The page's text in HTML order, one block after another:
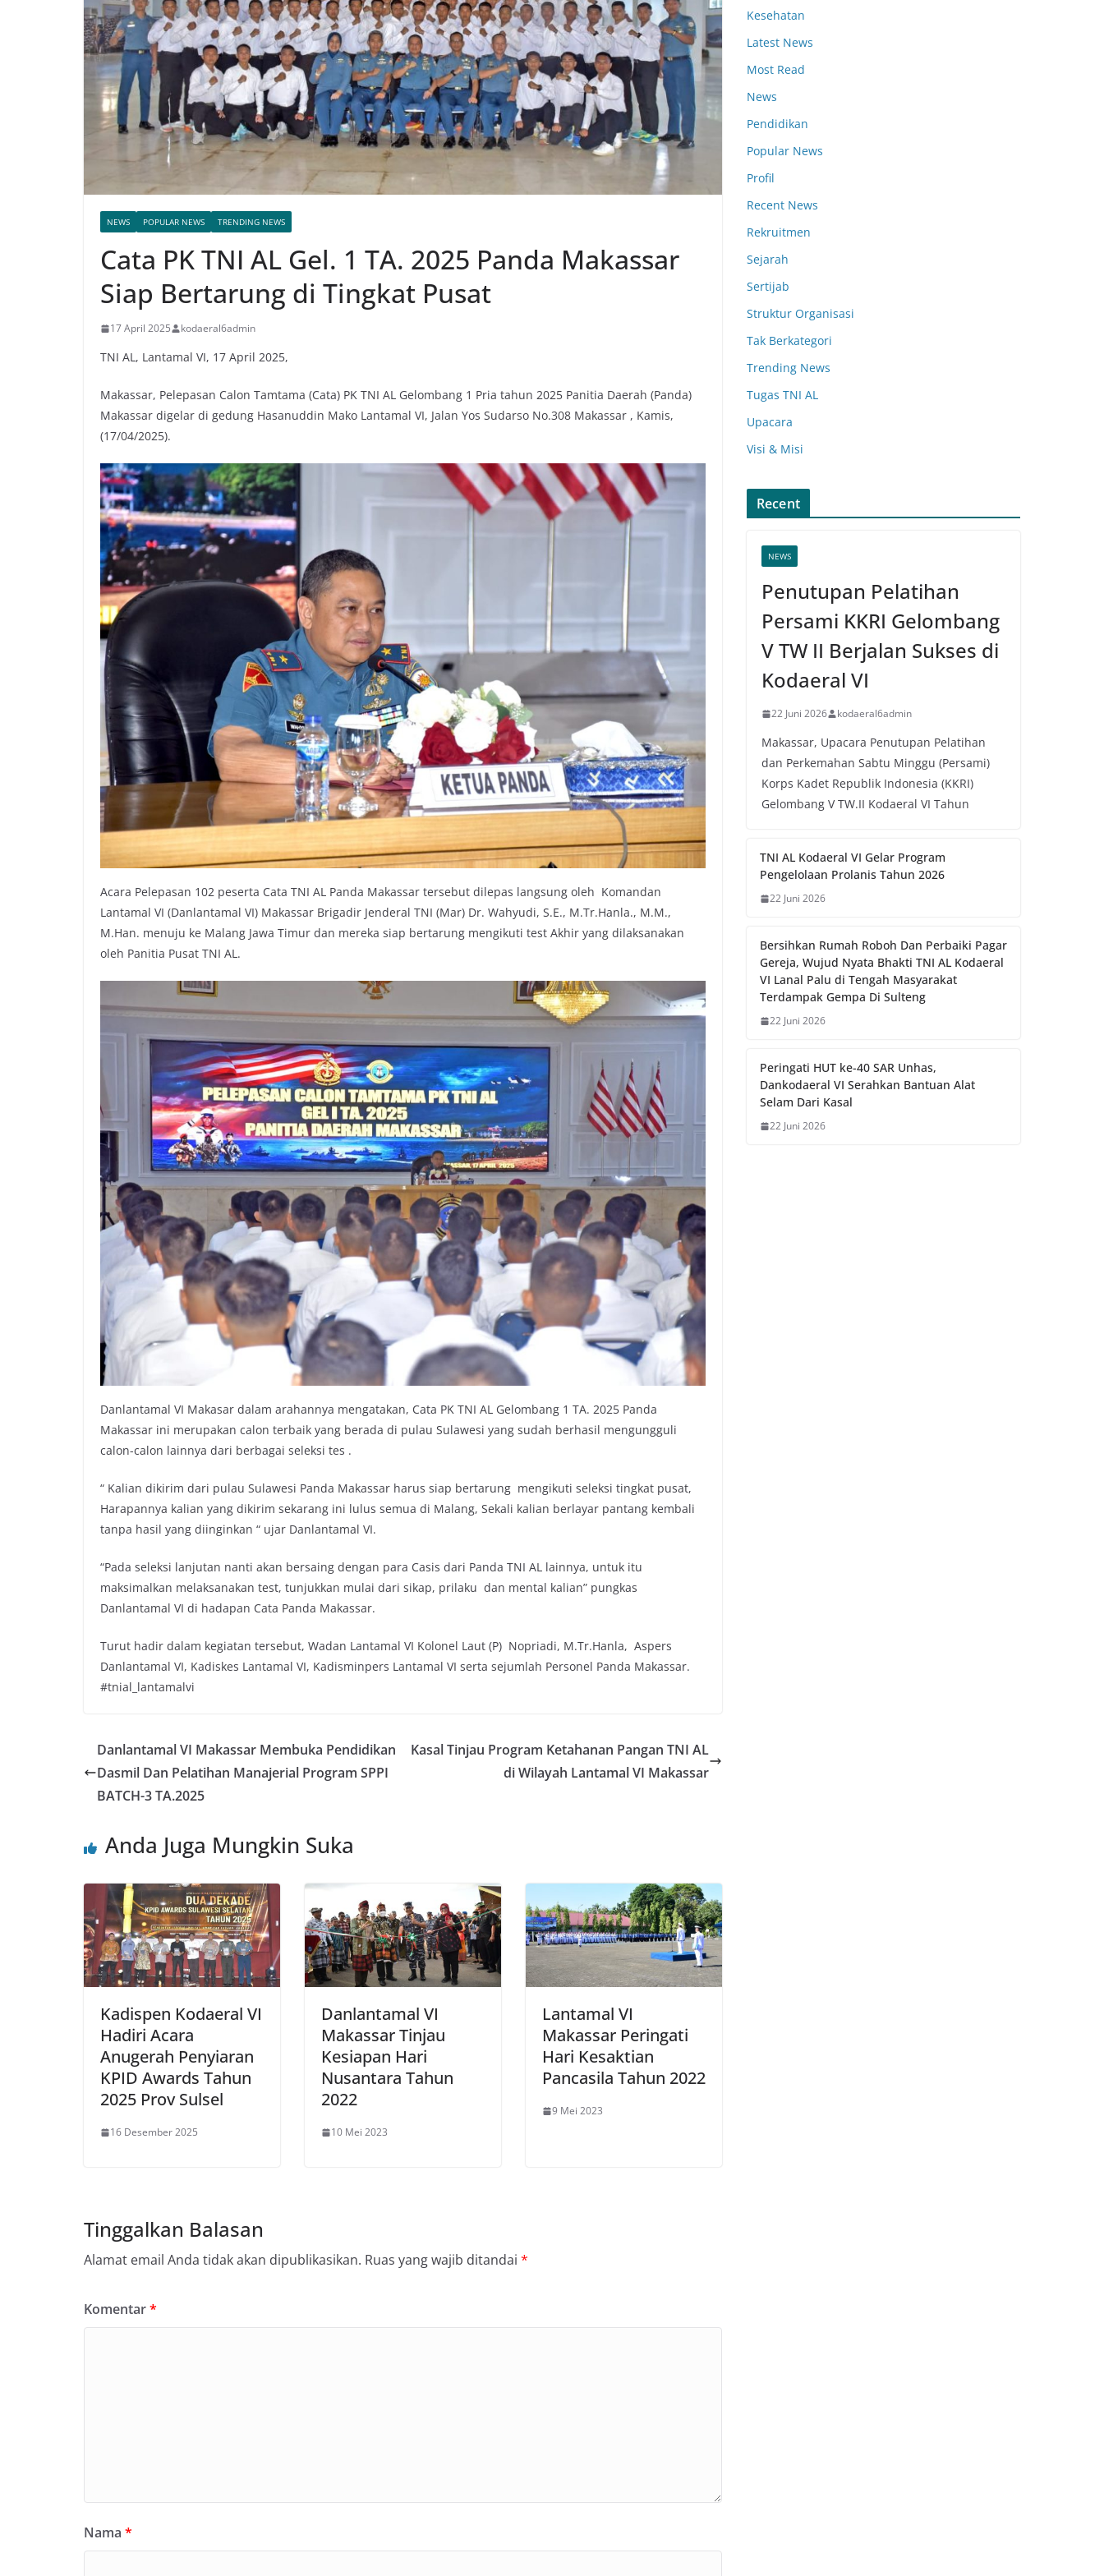
NEWS POPULAR NEWS TRENDING NEWS
Cata PK TNI AL Gel. 1 TA. 2025 Panda Makassar
Siap Bertarung di Tingkat Pusat
17 April 2025 kodaeral6admin
TNI AL, Lantamal VI, 17 April 2025,
Makassar, Pelepasan Calon Tamtama (Cata) PK TNI AL Gelombang 1 Pria tahun 2025 Panitia Daerah (Panda)
Makassar digelar di gedung Hasanuddin Mako Lantamal VI, Jalan Yos Sudarso No.308 Makassar , Kamis,
(17/04/2025).
Acara Pelepasan 102 peserta Cata TNI AL Panda Makassar tersebut dilepas langsung oleh Komandan
Lantamal VI (Danlantamal VI) Makassar Brigadir Jenderal TNI (Mar) Dr. Wahyudi, S.E., M.Tr.Hanla., M.M.,
M.Han. menuju ke Malang Jawa Timur dan mereka siap bertarung mengikuti test Akhir yang dilaksanakan
oleh Panitia Pusat TNI AL.
Danlantamal VI Makasar dalam arahannya mengatakan, Cata PK TNI AL Gelombang 1 TA. 2025 Panda
Makassar ini merupakan calon terbaik yang berada di pulau Sulawesi yang sudah berhasil mengungguli
calon-calon lainnya dari berbagai seleksi tes .
“ Kalian dikirim dari pulau Sulawesi Panda Makassar harus siap bertarung mengikuti seleksi tingkat pusat,
Harapannya kalian yang dikirim sekarang ini lulus semua di Malang, Sekali kalian berlayar pantang kembali
tanpa hasil yang diinginkan “ ujar Danlantamal VI.
“Pada seleksi lanjutan nanti akan bersaing dengan para Casis dari Panda TNI AL lainnya, untuk itu
maksimalkan melaksanakan test, tunjukkan mulai dari sikap, prilaku dan mental kalian” pungkas
Danlantamal VI di hadapan Cata Panda Makassar.
Turut hadir dalam kegiatan tersebut, Wadan Lantamal VI Kolonel Laut (P) Nopriadi, M.Tr.Hanla, Aspers
Danlantamal VI, Kadiskes Lantamal VI, Kadisminpers Lantamal VI serta sejumlah Personel Panda Makassar.
#tnial_lantamalvi
Danlantamal VI Makassar Membuka Pendidikan
Dasmil Dan Pelatihan Manajerial Program SPPI
BATCH-3 TA.2025
Kasal Tinjau Program Ketahanan Pangan TNI AL
di Wilayah Lantamal VI Makassar
Anda Juga Mungkin Suka
Kadispen Kodaeral VI
Hadiri Acara
Anugerah Penyiaran
KPID Awards Tahun
2025 Prov Sulsel
16 Desember 2025
Danlantamal VI
Makassar Tinjau
Kesiapan Hari
Nusantara Tahun
2022
10 Mei 2023
Lantamal VI
Makassar Peringati
Hari Kesaktian
Pancasila Tahun 2022
9 Mei 2023
Tinggalkan Balasan
Alamat email Anda tidak akan dipublikasikan. Ruas yang wajib ditandai *
Komentar*
Nama *
Kesehatan
Latest News
Most Read
News
Pendidikan
Popular News
Profil
Recent News
Rekruitmen
Sejarah
Sertijab
Struktur Organisasi
Tak Berkategori
Trending News
Tugas TNI AL
Upacara
Visi & Misi
Recent
NEWS
Penutupan Pelatihan
Persami KKRI Gelombang
V TW II Berjalan Sukses di
Kodaeral VI
22 Juni 2026 kodaeral6admin
Makassar, Upacara Penutupan Pelatihan
dan Perkemahan Sabtu Minggu (Persami)
Korps Kadet Republik Indonesia (KKRI)
Gelombang V TW.II Kodaeral VI Tahun
TNI AL Kodaeral VI Gelar Program
Pengelolaan Prolanis Tahun 2026
22 Juni 2026
Bersihkan Rumah Roboh Dan Perbaiki Pagar
Gereja, Wujud Nyata Bhakti TNI AL Kodaeral
VI Lanal Palu di Tengah Masyarakat
Terdampak Gempa Di Sulteng
22 Juni 2026
Peringati HUT ke-40 SAR Unhas,
Dankodaeral VI Serahkan Bantuan Alat
Selam Dari Kasal
22 Juni 2026